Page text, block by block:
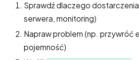
Sprawdź dlaczego
serwera, monitoring)
Napraw problem (np. przywróć
pojemność)